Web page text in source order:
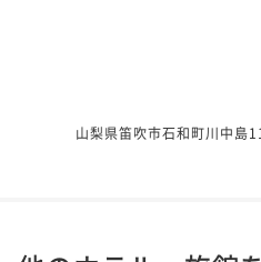
山梨県笛吹市石和町川中島